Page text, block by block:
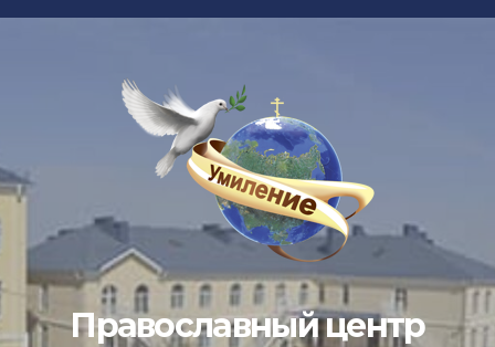
Перейти
Православный центр